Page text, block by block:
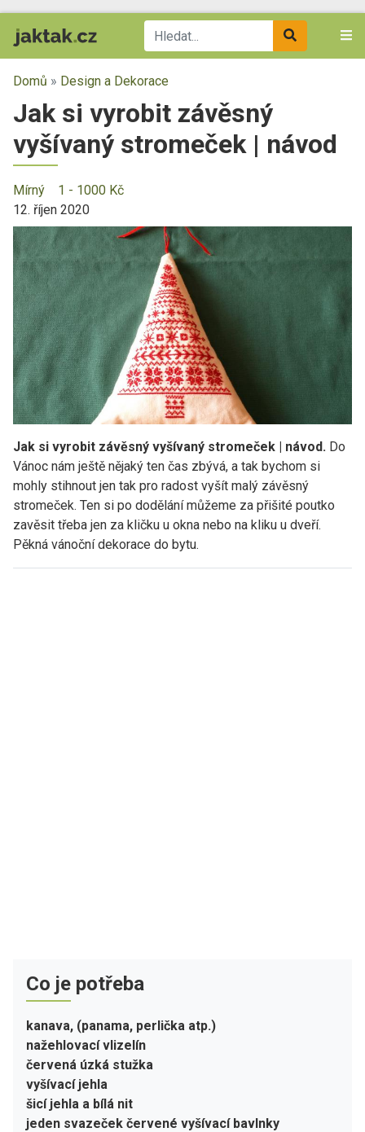
Domů » Design a Dekorace
Jak si vyrobit závěsný
vyšívaný stromeček | návod
Mírný
1 - 1000 Kč
12. říjen 2020
Jak si vyrobit závěsný vyšívaný stromeček | návod. Do
Vánoc nám ještě nějaký ten čas zbývá, a tak bychom si
mohly stihnout jen tak pro radost vyšít malý závěsný
stromeček. Ten si po dodělání můžeme za přišité poutko
zavěsit třeba jen za kličku u okna nebo na kliku u dveří.
Pěkná vánoční dekorace do bytu.
Co je potřeba
kanava, (panama, perlička atp.)
nažehlovací vlizelín
červená úzká stužka
vyšívací jehla
šicí jehla a bílá nit
jeden svazeček červené vyšívací bavlnky